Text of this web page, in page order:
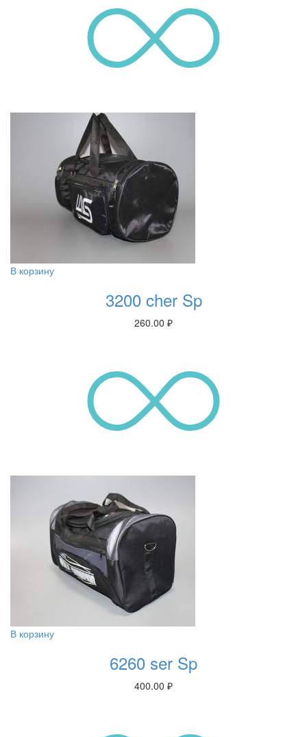
В корзину
3200 cher Sp
260.00 ₽
В корзину
6260 ser Sp
400.00 ₽